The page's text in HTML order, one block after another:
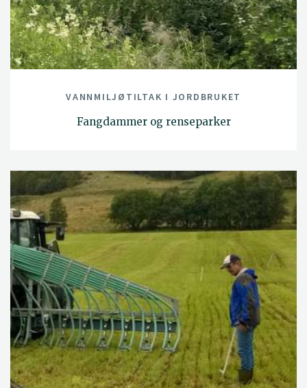
VANNMILJØTILTAK I JORDBRUKET
Fangdammer og renseparker